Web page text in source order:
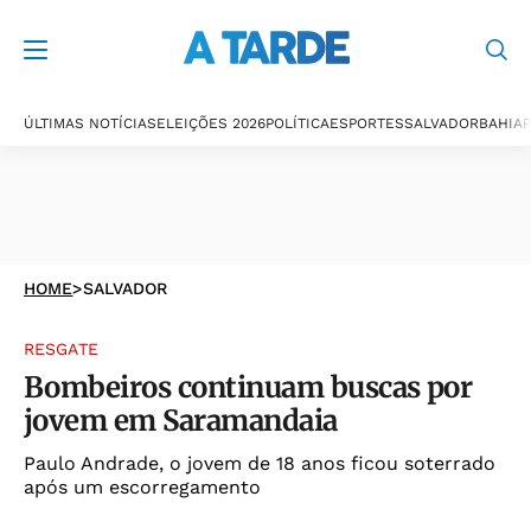
ÚLTIMAS NOTÍCIASELEIÇÕES 2026POLÍTICAESPORTESSALVADORBAHIA
HOME>SALVADOR
RESGATE
Bombeiros continuam buscas por
jovem em Saramandaia
Paulo Andrade, o jovem de 18 anos ficou soterrado
após um escorregamento